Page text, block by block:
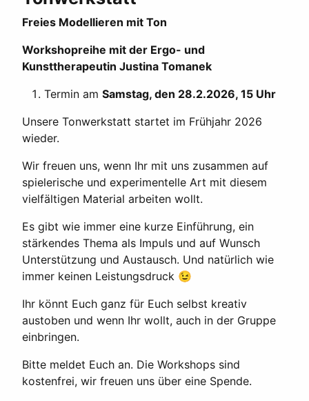
Freies Modellieren mit Ton
Workshopreihe mit der Ergo- und
Kunsttherapeutin Justina Tomanek
Termin am Samstag, den 28.2.2026, 15 Uhr
Unsere Tonwerkstatt startet im Frühjahr 2026
wieder.
Wir freuen uns, wenn Ihr mit uns zusammen auf
spielerische und experimentelle Art mit diesem
vielfältigen Material arbeiten wollt.
Es gibt wie immer eine kurze Einführung, ein
stärkendes Thema als Impuls und auf Wunsch
Unterstützung und Austausch. Und natürlich wie
immer keinen Leistungsdruck 😉
Ihr könnt Euch ganz für Euch selbst kreativ
austoben und wenn Ihr wollt, auch in der Gruppe
einbringen.
Bitte meldet Euch an. Die Workshops sind
kostenfrei, wir freuen uns über eine Spende.